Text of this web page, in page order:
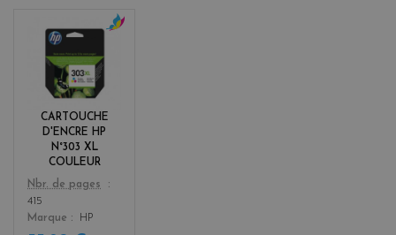
CARTOUCHE
D'ENCRE HP
N°303 XL
COULEUR
Color
r
Nbr. de pages
415
Marque
HP